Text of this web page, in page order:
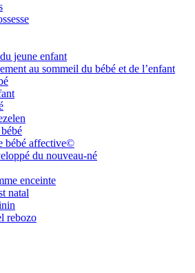
jeune enfant
au sommeil du bébé et de l’enfant
bébé affective©
du nouveau-né
enceinte
natal
rebozo